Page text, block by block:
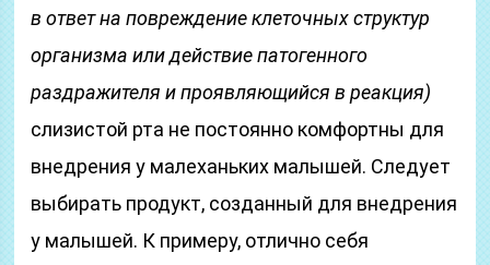
в ответ на повреждение клеточных структур
организма или действие патогенного
раздражителя и проявляющийся в реакция)
слизистой рта не постоянно комфортны для
внедрения у малеханьких малышей. Следует
выбирать продукт, созданный для внедрения
у малышей. К примеру, отлично себя